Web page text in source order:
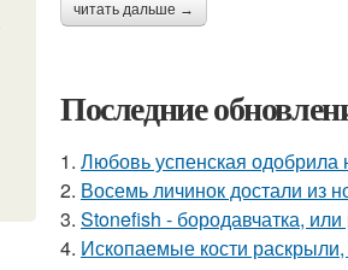
читать дальше →
Последние
1. Любовь успенская
2. Восемь личинок достали из
3. Stonefish - бородавчатка,
4. Ископаемые кости